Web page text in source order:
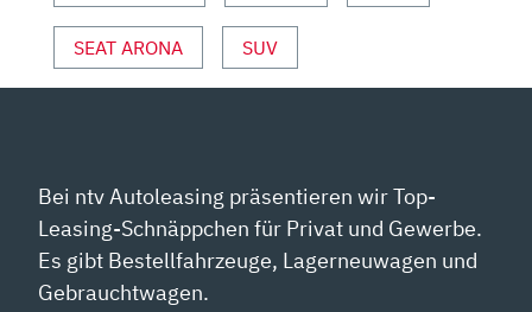
SPORT“
VON
YOUTUBE
SEAT ARONA SUV
Bei ntv Autoleasing präsentieren wir Top-
Leasing-Schnäppchen für Privat und Gewerbe.
Es gibt Bestellfahrzeuge, Lagerneuwagen und
Gebrauchtwagen.